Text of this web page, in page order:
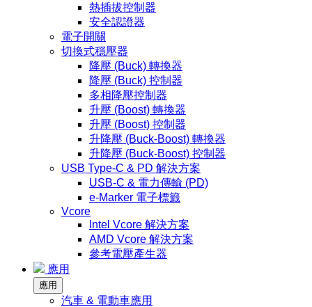
熱插拔控制器
安全認證器
電子開關
切換式穩壓器
降壓 (Buck) 轉換器
降壓 (Buck) 控制器
多相降壓控制器
升壓 (Boost) 轉換器
升壓 (Boost) 控制器
升降壓 (Buck-Boost) 轉換器
升降壓 (Buck-Boost) 控制器
USB Type-C & PD 解決方案
USB-C & 電力傳輸 (PD)
e-Marker 電子標籤
Vcore
Intel Vcore 解決方案
AMD Vcore 解決方案
參考電壓產生器
應用
應用
汽車 & 電動車應用